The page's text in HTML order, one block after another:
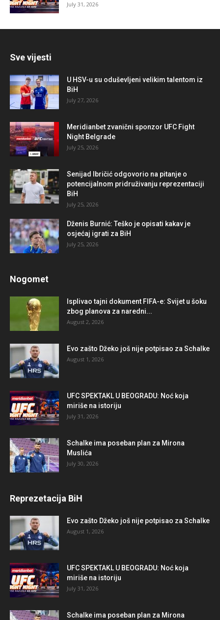
July 31, 2026
Sve vijesti
U HSV-u su oduševljeni velikim talentom iz
BiH
July 27, 2026
Meridianbet zvanični sponzor UFC Fight
Night Belgrade
July 25, 2026
Senijad Ibričić odgovorio na pitanje o
potencijalnom pridruživanju reprezentaciji
BiH
July 25, 2026
Dženis Burnić: Teško je opisati kakav je
osjećaj igrati za BiH
July 25, 2026
Nogomet
Isplivao tajni dokument FIFA-e: Svijet u šoku
zbog planova za naredni...
August 2, 2026
Evo zašto Džeko još nije potpisao za Schalke
August 1, 2026
UFC SPEKTAKL U BEOGRADU: Noć koja
miriše na istoriju
July 31, 2026
Schalke ima poseban plan za Mirona
Muslića
July 30, 2026
Reprezetacija BiH
Evo zašto Džeko još nije potpisao za Schalke
August 1, 2026
UFC SPEKTAKL U BEOGRADU: Noć koja
miriše na istoriju
July 31, 2026
Schalke ima poseban plan za Mirona